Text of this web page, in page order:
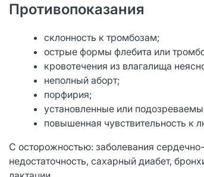
Противопоказания
склонность к тромбозам;
острые формы флебита или
кровотечения из влагалища
неполный аборт;
порфирия;
установленные или
повышенная чувствительность к
С осторожностью: заболевания
недостаточность, сахарный диабет,